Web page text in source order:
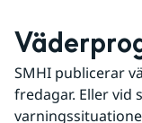
SMHI publicerar
fredagar. Eller vid